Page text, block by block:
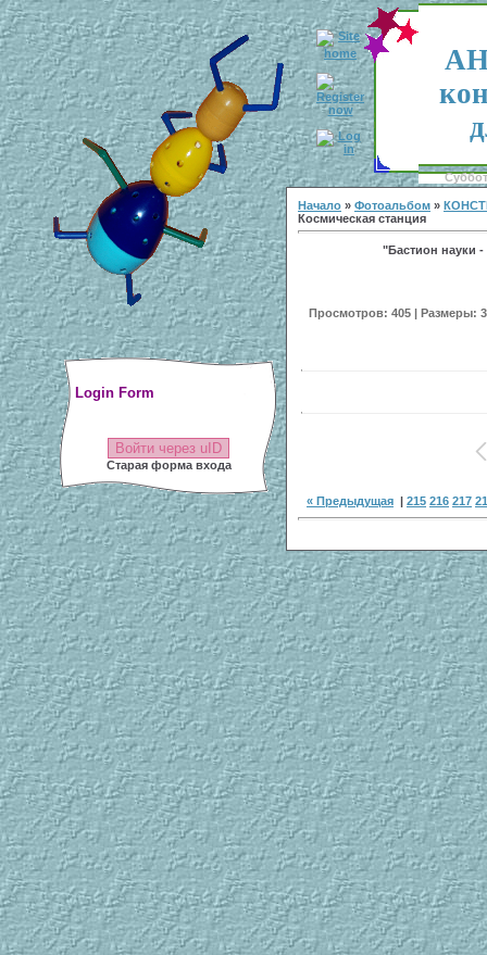
Login Form
Войти через uID
Старая форма входа
Начало » Фотоальбом »
Космичеcкая станция
"Бастион науки -
Просмотров: 405 | Размеры:
« Предыдущая | 215 216 217